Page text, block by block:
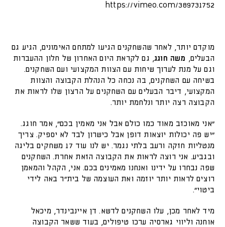
https://vimeo.com/389731752
מוקדם יותר, לאחר שהשחקנים הגיעו למתחם האימונים, הגיע גם
הבעלים, משה חוגג, גם לקראת היום האחרון של חלון ההעברות
וגם על מנת לערוך שיחות עם הצוות המקצועי ועם השחקנים.
בשיחה עם השחקנים, בה נכחה כל הנהלת הקבוצה והצוות
המקצועי, דיבר הבעלים עם השחקנים על הרצון שלו לראות את
הקבוצה רצה יותר ונלחמת יותר.
"אני מאוכזב מאוד כמו כולם אבל אני מאמין בכם", אמר חוגג.
"יש פה יכולות יוצאות דופן אבל כישרון לבד לא יספיק. צריך
מנטליות חזקה ורעב בלתי נגמר. יש לנו עוד 17 משחקים בליגה
ובגביע. אני רוצה לראות את הקבוצה הזאת אחרת. השחקנים
שפה נבחרו על ידינו ואנחנו מאמינים בכם. אני, הקהל והמאמן
רוצים לראות יותר יוזמה ואת העוצמה של בית"ר באה לידי
ביטוי״.
מיד לאחר מכן, עלו השחקנים לדשא. דן איינבינדר, מיכאל
אוחנה וליווי גארסיה ערכו טיפולים, בעוד ששאר הקבוצה